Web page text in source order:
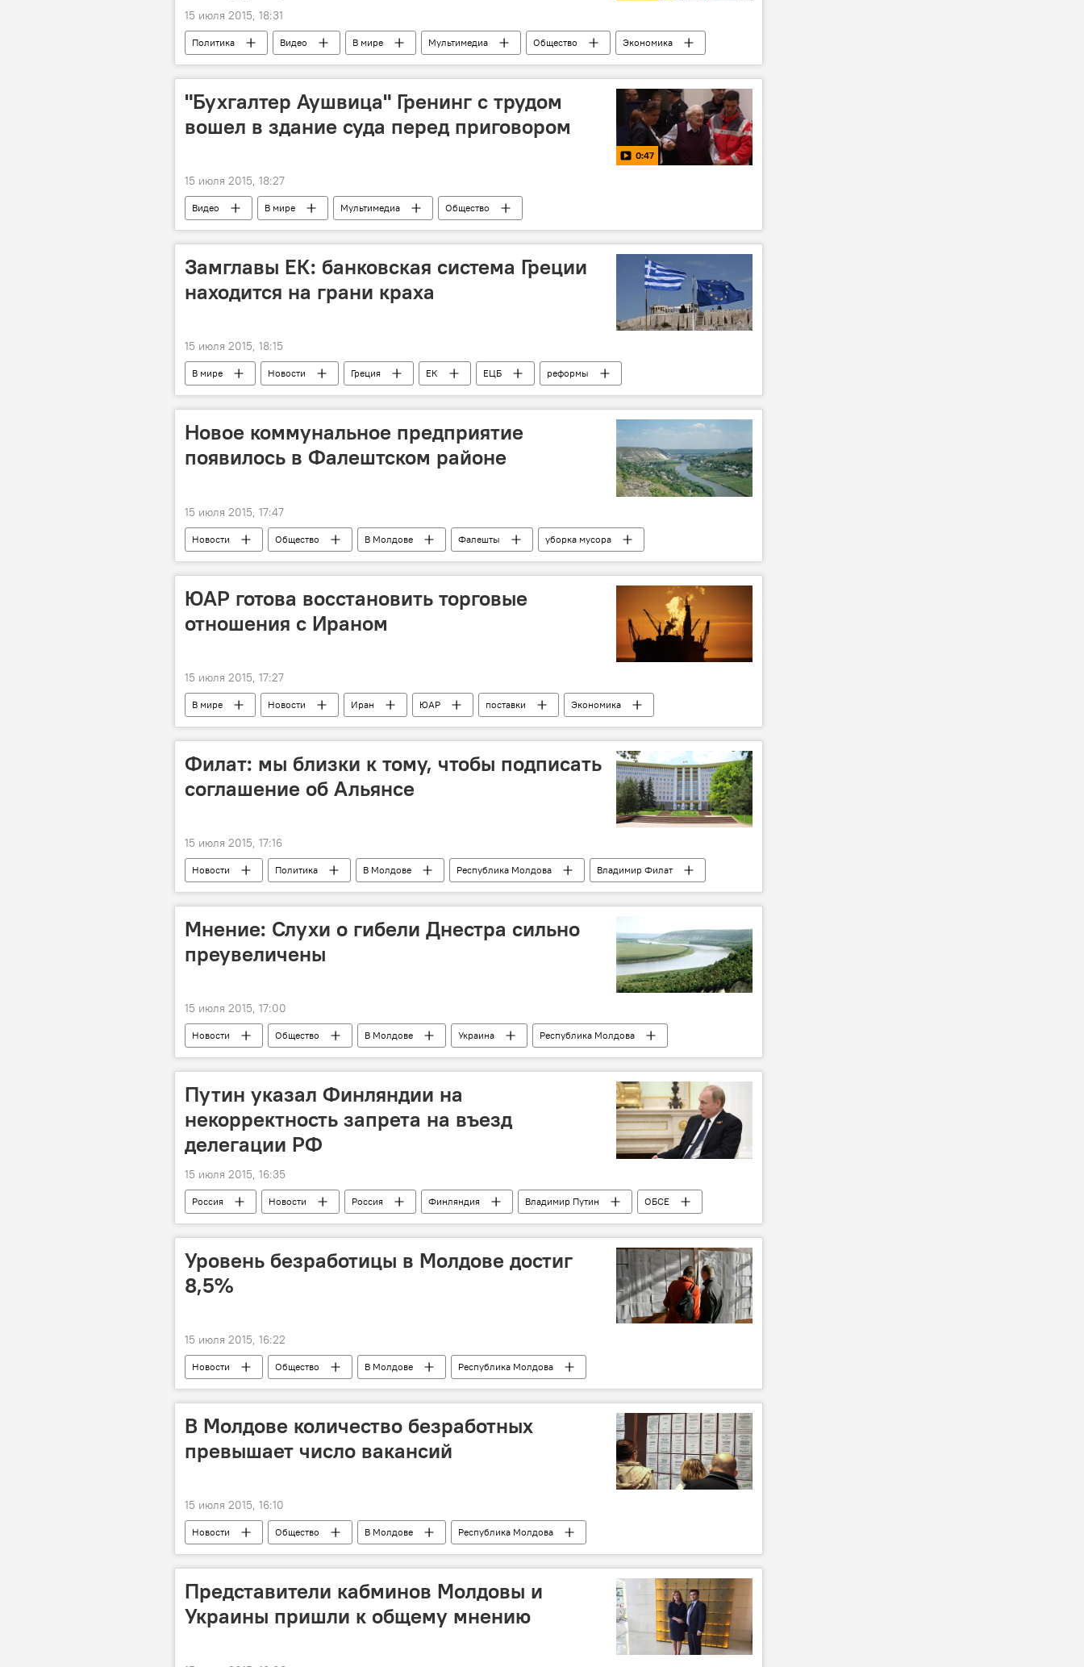
15 июля 2015, 18:31
Политика Видео В мире Мультимедиа Общество Экономика
"Бухгалтер Аушвица" Гренинг с трудом
вошел в здание суда перед приговором
0:47
15 июля 2015, 18:27
Видео В мире Мультимедиа Общество
Замглавы ЕК: банковская система Греции
находится на грани краха
15 июля 2015, 18:15
В мире Новости Греция ЕК ЕЦБ
реформы
Экономика
Новое коммунальное предприятие
появилось в Фалештском районе
15 июля 2015, 17:47
Новости Общество В Молдове Фалешты уборка мусора
ЮАР готова восстановить торговые
отношения с Ираном
15 июля 2015, 17:27
В мире Новости Иран ЮАР поставки
Экономика
нефть
Филат: мы близки к тому, чтобы подписать
соглашение об Альянсе
15 июля 2015, 17:16
Новости Политика В Молдове Республика Молдова
Владимир Филат
Мариан Лупу
Михай Гимпу альянс
парламентское большинство
Мнение: Слухи о гибели Днестра сильно
преувеличены
15 июля 2015, 17:00
Новости Общество В Молдове Украина
Республика Молдова
Днестр
экология
Путин указал Финляндии на
некорректность запрета на въезд
делегации РФ
15 июля 2015, 16:35
Россия Новости Россия Финляндия Владимир Путин
ОБСЕ
ПА ОБСЕ
запрет
Уровень безработицы в Молдове достиг
8,5%
15 июля 2015, 16:22
Новости Общество В Молдове
Республика Молдова
министерство экономики
безработица
В Молдове количество безработных
превышает число вакансий
15 июля 2015, 16:10
Новости Общество В Молдове
Республика Молдова
Национальное агентство занятости населения
безработные вакансии
Представители кабминов Молдовы и
Украины пришли к общему мнению